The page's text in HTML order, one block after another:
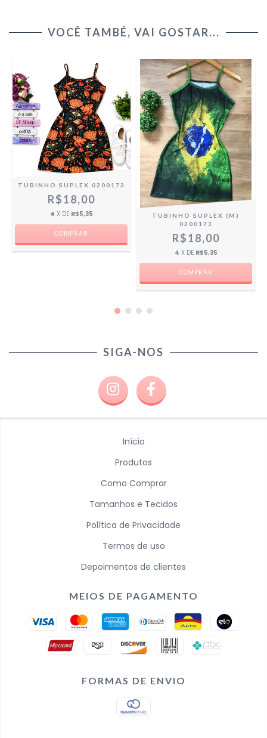
VOCÊ TAMBÉ, VAI GOSTAR...
TUBINHO SUPLEX 0200173
R$18,00
4 X DE R$5,35
TUBINHO SUPLEX (M)
0200173
R$18,00
4 X DE R$5,35
SIGA-NOS
Início
Produtos
Como Comprar
Tamanhos e Tecidos
Política de Privacidade
Termos de uso
Depoimentos de clientes
MEIOS DE PAGAMENTO
FORMAS DE ENVIO